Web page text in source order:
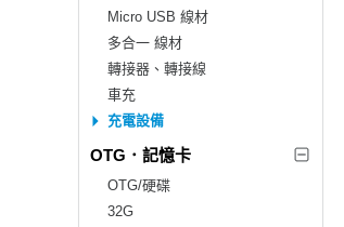
Micro USB 線材
多合一 線材
轉接器、轉接線
車充
充電設備
OTG．記憶卡
OTG/硬碟
32G